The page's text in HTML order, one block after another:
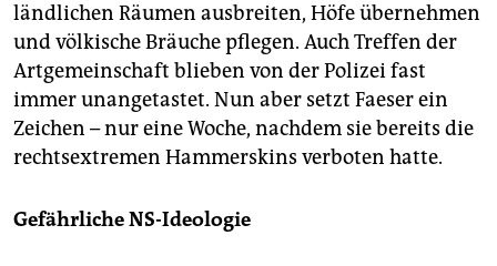
ländlichen Räumen ausbreiten, Höfe übernehmen
und völkische Bräuche pflegen. Auch Treffen der
Artgemeinschaft blieben von der Polizei fast
immer unangetastet. Nun aber setzt Faeser ein
Zeichen – nur eine Woche, nachdem sie bereits die
rechtsextremen Hammerskins verboten hatte.
Gefährliche NS-Ideologie